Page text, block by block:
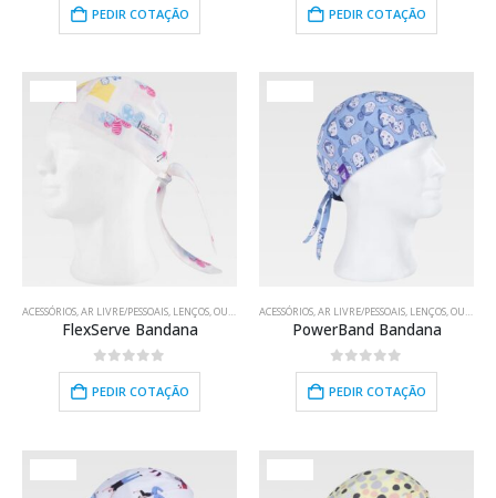
PEDIR COTAÇÃO PEDIR COTAÇÃO
ACESSÓRIOS,AR LIVRE/PESSOAIS, LENÇOS,OUTROS SUPORTES ,RESTAURAÇÃO,TÊXTIL ,TRABALHO,USO
FlexServe Bandana
0out of 5
PEDIR COTAÇÃO
ACESSÓRIOS,AR LIVRE/PESSOAIS, LENÇOS,OUTROS SUPORTES
PowerBand Bandana
0out of 5
PEDIR COTAÇÃO